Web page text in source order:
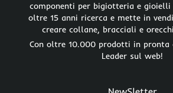
componenti per bigiotteria e gioielli
oltre 15 anni ricerca e mette in
creare collane, bracciali e
Con oltre 10.000 prodotti in pronta
Leader sul web!